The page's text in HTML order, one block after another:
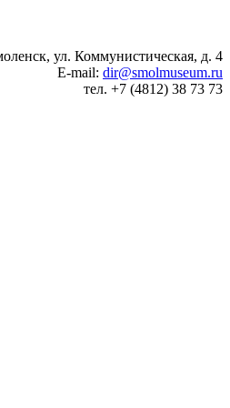
ул. Коммунистическая, д. 4
E-mail: dir@smolmuseum.ru
тел. +7 (4812) 38 73 73